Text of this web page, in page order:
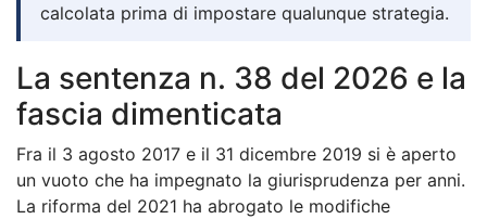
calcolata prima di impostare qualunque strategia.
La sentenza n. 38 del 2026 e la
fascia dimenticata
Fra il 3 agosto 2017 e il 31 dicembre 2019 si è aperto
un vuoto che ha impegnato la giurisprudenza per anni.
La riforma del 2021 ha abrogato le modifiche